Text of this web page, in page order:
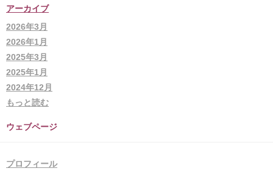
アーカイブ
2026年3月
2026年1月
2025年3月
2025年1月
2024年12月
もっと読む
ウェブページ
プロフィール